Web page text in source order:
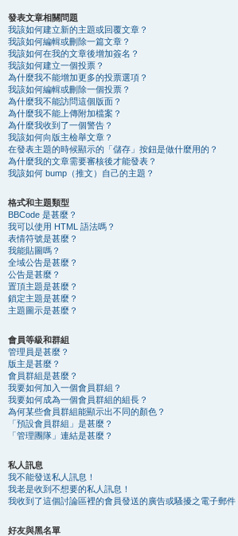
發表文章相關問題
我該如何建立新的主題或回覆文章？
我該如何編輯或刪除一篇文章？
我該如何在我的文章後增加簽名？
我該如何建立一個投票？
為什麼我不能增加更多的投票選項？
我該如何編輯或刪除一個投票？
為什麼我不能訪問這個版面？
為什麼我不能上傳附加檔案？
為什麼我收到了一個警告？
我該如何向版主檢舉文章？
在發表主題的時候顯示的「儲存」按鈕是做什麼用的？
為什麼我的文章需要審核後才能發表？
我該如何 bump（推文）自己的主題？
格式和主題類型
BBCode 是甚麼？
我可以使用 HTML 語法嗎？
表情符號是甚麼？
我能貼圖嗎？
全域公告是甚麼？
公告是甚麼？
置頂主題是甚麼？
鎖定主題是甚麼？
主題圖示是甚麼？
會員等級和群組
管理員是甚麼？
版主是甚麼？
會員群組是甚麼？
我要如何加入一個會員群組？
我要如何成為一個會員群組的組長？
為何某些會員群組能顯示出不同的顏色？
「預設會員群組」是甚麼？
「管理團隊」連結是甚麼？
私人訊息
我不能發送私人訊息！
我老是收到不想要的私人訊息！
我收到了這個討論區裡的會員發送的廣告或騷擾之電子郵件
好友與黑名單